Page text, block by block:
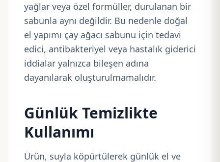
yağlar veya özel formüller, durulanan bir
sabunla aynı değildir. Bu nedenle doğal
el yapımı çay ağacı sabunu için tedavi
edici, antibakteriyel veya hastalık giderici
iddialar yalnızca bileşen adına
dayanılarak oluşturulmamalıdır.
Günlük Temizlikte
Kullanımı
Ürün, suyla köpürtülerek günlük el ve